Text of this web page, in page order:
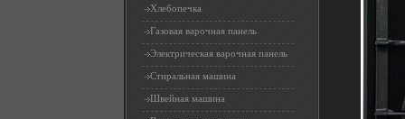
Хлебопечка
Газовая варочная панель
Электрическая варочная панель
Стиральная машина
Швейная машина